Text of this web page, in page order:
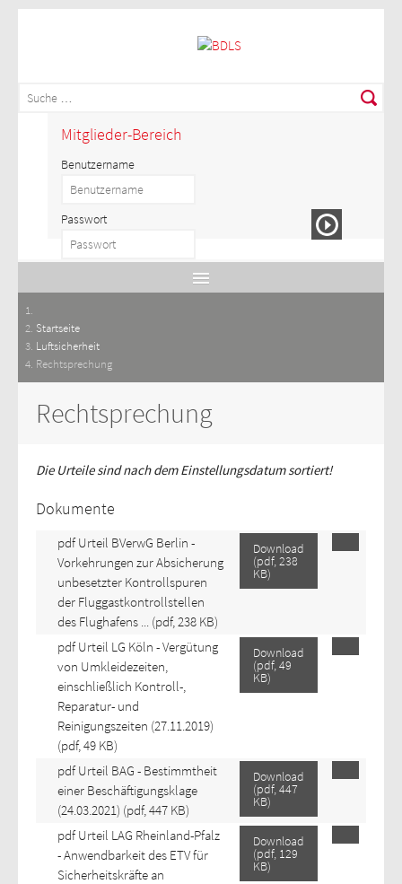
Mitglieder-Bereich
Benutzername
Passwort
Startseite
Luftsicherheit
Rechtsprechung
Rechtsprechung
Die Urteile sind nach dem Einstellungsdatum sortiert!
Dokumente
pdf Urteil BVerwG Berlin -
Vorkehrungen zur Absicherung
unbesetzter Kontrollspuren
der Fluggastkontrollstellen
des Flughafens ...
(pdf, 238 KB)
Download
(pdf, 238
KB)
pdf Urteil LG Köln - Vergütung
von Umkleidezeiten,
einschließlich Kontroll-,
Reparatur- und
Reinigungszeiten (27.11.2019)
(pdf, 49 KB)
Download
(pdf, 49
KB)
pdf Urteil BAG - Bestimmtheit
einer Beschäftigungsklage
(24.03.2021) (pdf, 447 KB)
Download
(pdf, 447
KB)
pdf Urteil LAG Rheinland-Pfalz
- Anwendbarkeit des ETV für
Sicherheitskräfte an
Download
(pdf, 129
KB)